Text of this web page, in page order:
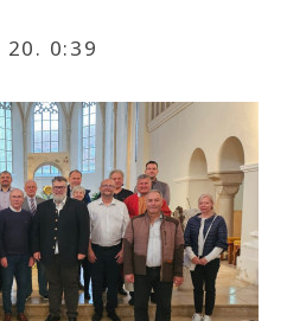
20. 0:39